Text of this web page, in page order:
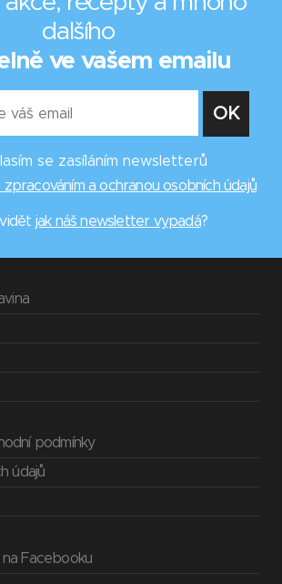
dalšího
ve vašem emailu
se zasíláním newsletterů
zpracováním a ochranou osobních údajů
jak náš newsletter vypadá?
podmínky
údajů
Facebooku